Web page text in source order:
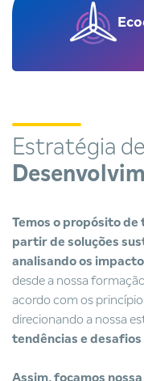
Estratégia de
Temos o propósito
partir de soluções
analisando os
desde a nossa
acordo com os
direcionando a nossa
tendências e
Assim, focamos